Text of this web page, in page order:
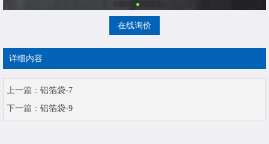
在线询价
详细内容
上一篇： 铝箔袋-7
下一篇： 铝箔袋-9